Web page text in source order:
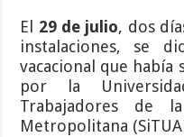
El 29 de julio, dos
instalaciones, se
vacacional que había
por la
Trabajadores de
Metropolitana